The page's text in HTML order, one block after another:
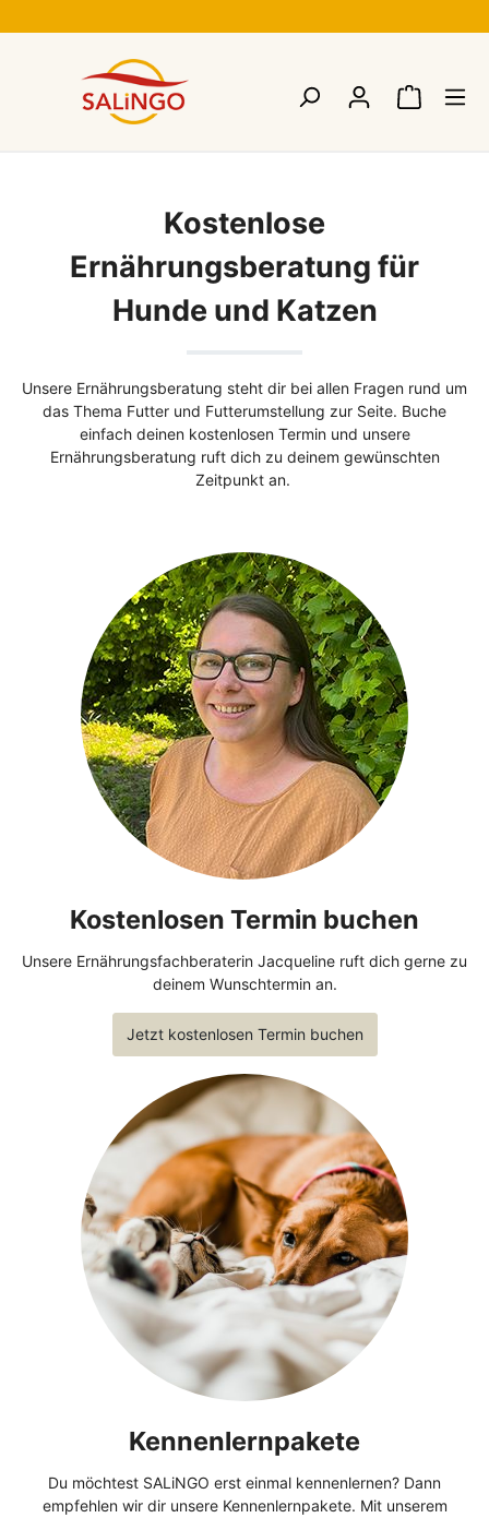
Kostenlose
Ernährungsberatung für
Hunde und Katzen
Unsere Ernährungsberatung steht dir bei allen Fragen rund um
das Thema Futter und Futterumstellung zur Seite. Buche
einfach deinen kostenlosen Termin und unsere
Ernährungsberatung ruft dich zu deinem gewünschten
Zeitpunkt an.
Kostenlosen Termin buchen
Unsere Ernährungsfachberaterin Jacqueline ruft dich gerne zu
deinem Wunschtermin an.
Jetzt kostenlosen Termin buchen
Kennenlernpakete
Du möchtest SALiNGO erst einmal kennenlernen? Dann
empfehlen wir dir unsere Kennenlernpakete. Mit unserem